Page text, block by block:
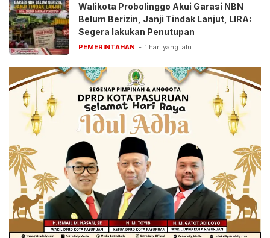
Walikota Probolinggo Akui Garasi NBN
Belum Berizin, Janji Tindak Lanjut, LIRA:
Segera lakukan Penutupan
PEMERINTAHAN 1 hari yang lalu